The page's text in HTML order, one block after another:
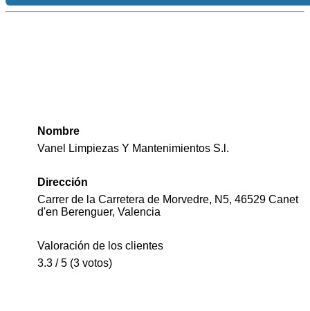
Nombre
Vanel Limpiezas Y Mantenimientos S.l.
Dirección
Carrer de la Carretera de Morvedre, N5, 46529 Canet
d'en Berenguer, Valencia
Valoración de los clientes
3.3 / 5 (3 votos)